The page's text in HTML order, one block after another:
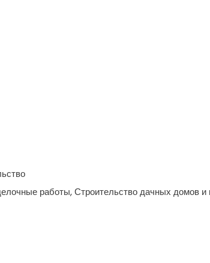
работы, Строительство дачных домов и